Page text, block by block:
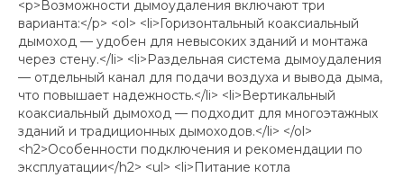
<p>Возможности дымоудаления включают три
варианта:</p> <ol> <li>Горизонтальный коаксиальный
дымоход — удобен для невысоких зданий и монтажа
через стену.</li> <li>Раздельная система дымоудаления
— отдельный канал для подачи воздуха и вывода дыма,
что повышает надежность.</li> <li>Вертикальный
коаксиальный дымоход — подходит для многоэтажных
зданий и традиционных дымоходов.</li> </ol>
<h2>Особенности подключения и рекомендации по
эксплуатации</h2> <ul> <li>Питание котла